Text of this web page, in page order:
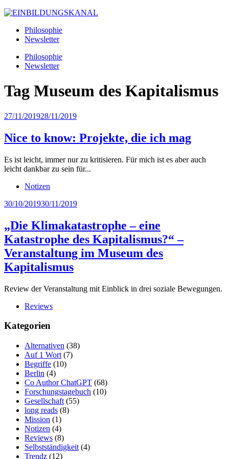
Philosophie
Newsletter
Philosophie
Newsletter
Tag Museum des Kapitalismus
27/11/201928/11/2019
Nice to know: Projekte, die ich mag
Es ist leicht, immer nur zu kritisieren. Für mich ist es aber auch
leicht dankbar zu sein für...
Notizen
30/10/201930/11/2019
„Die Klimakatastrophe – eine
Katastrophe des Kapitalismus?“ –
Veranstaltung im Museum des
Kapitalismus
Review der Veranstaltung mit Einblick in drei soziale Bewegungen.
Reviews
Kategorien
Alternativen (38)
Auf 1 Wort (7)
Begriffe (10)
Berlin (4)
Co Author ChatGPT (68)
Forschungstagebuch (10)
Gesellschaft (55)
long reads (8)
Mission (1)
Notizen (4)
Reviews (8)
Selbstständigkeit (4)
Trendz (12)